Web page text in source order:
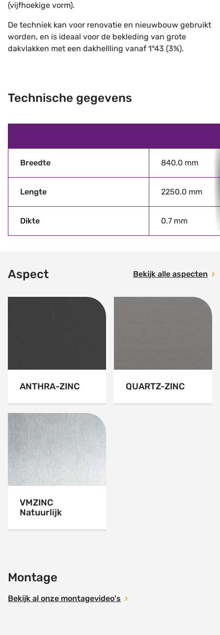
(vijfhoekige vorm).
De techniek kan voor renovatie en nieuwbouw gebruikt
worden, en is ideaal voor de bekleding van grote
dakvlakken met een dakhellling vanaf 1°43 (3%).
Technische gegevens
Breedte 840.0 mm
Lengte 2250.0 mm
Dikte 0.7 mm
Aspect Bekijk alle aspecten
ANTHRA-ZINC QUARTZ-ZINC
VMZINC
Natuurlijk
Montage
Bekijk al onze montagevideo's